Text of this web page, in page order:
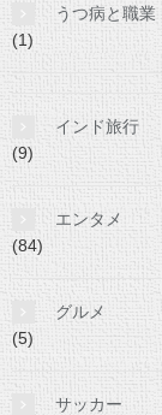
うつ病と職業
(1)
インド旅行
(9)
エンタメ
(84)
グルメ
(5)
サッカー